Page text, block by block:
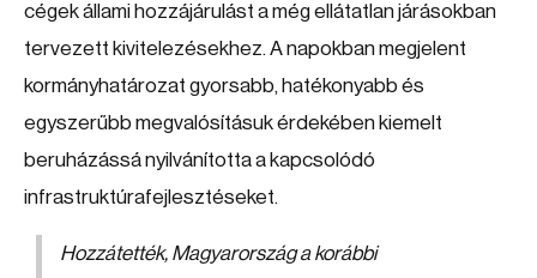
cégek állami hozzájárulást a még ellátatlan járásokban
tervezett kivitelezésekhez. A napokban megjelent
kormányhatározat gyorsabb, hatékonyabb és
egyszerűbb megvalósításuk érdekében kiemelt
beruházássá nyilvánította a kapcsolódó
infrastruktúrafejlesztéseket.
Hozzátették, Magyarország a korábbi